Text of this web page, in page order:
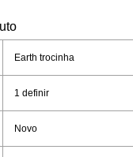
Earth trocinha
1 definir
Novo